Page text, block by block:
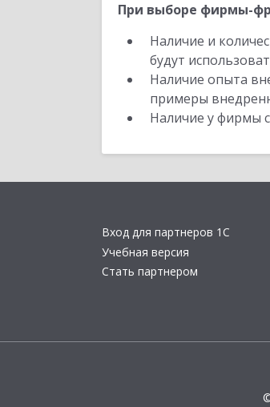
При выборе фирмы-
Наличие и
будут
Наличие опыта
примеры
Наличие у фирмы
Вход для партнеров 1С
Учебная версия
Стать партнером